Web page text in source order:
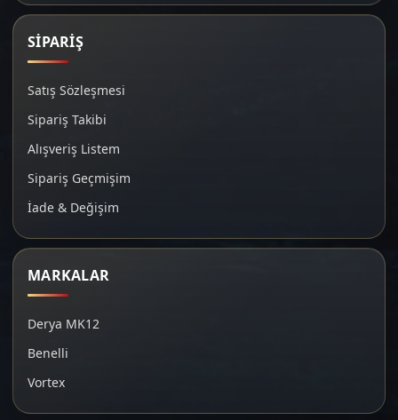
SİPARİŞ
Satış Sözleşmesi
Sipariş Takibi
Alışveriş Listem
Sipariş Geçmişim
İade & Değişim
MARKALAR
Derya MK12
Benelli
Vortex